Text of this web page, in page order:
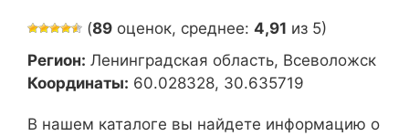
(89 оценок, среднее: 4,91 из 5)
Регион: Ленинградская область, Всеволожск
Координаты: 60.028328, 30.635719
В нашем каталоге вы найдете информацию о